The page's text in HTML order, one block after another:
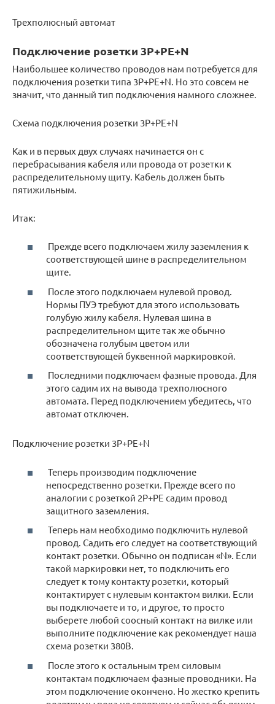
Трехполюсный автомат
Подключение розетки 3Р+РЕ+N
Наибольшее количество проводов нам потребуется для
подключения розетки типа 3Р+РЕ+N. Но это совсем не
значит, что данный тип подключения намного сложнее.
Схема подключения розетки 3Р+РЕ+N
Как и в первых двух случаях начинается он с
перебрасывания кабеля или провода от розетки к
распределительному щиту. Кабель должен быть
пятижильным.
Итак:
Прежде всего подключаем жилу заземления к
соответствующей шине в распределительном
щите.
После этого подключаем нулевой провод.
Нормы ПУЭ требуют для этого использовать
голубую жилу кабеля. Нулевая шина в
распределительном щите так же обычно
обозначена голубым цветом или
соответствующей буквенной маркировкой.
Последними подключаем фазные провода. Для
этого садим их на вывода трехполюсного
автомата. Перед подключением убедитесь, что
автомат отключен.
Подключение розетки 3Р+РЕ+N
Теперь производим подключение
непосредственно розетки. Прежде всего по
аналогии с розеткой 2Р+РЕ садим провод
защитного заземления.
Теперь нам необходимо подключить нулевой
провод. Садить его следует на соответствующий
контакт розетки. Обычно он подписан «N». Если
такой маркировки нет, то подключить его
следует к тому контакту розетки, который
контактирует с нулевым контактом вилки. Если
вы подключаете и то, и другое, то просто
выберете любой соосный контакт на вилке или
выполните подключение как рекомендует наша
схема розетки 380В.
После этого к остальным трем силовым
контактам подключаем фазные проводники. На
этом подключение окончено. Но жестко крепить